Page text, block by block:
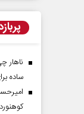
ساده